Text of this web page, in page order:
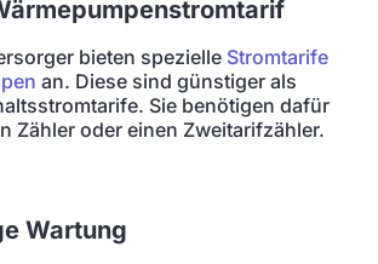
bieten spezielle Stromtarife
an. Diese sind günstiger als
Sie benötigen dafür
Zähler oder einen Zweitarifzähler.
Wartung